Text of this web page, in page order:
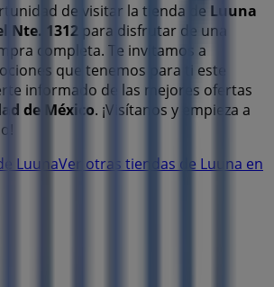
de visitar la tienda de Luuna
Nte. 1312 para disfrutar de una
completa. Te invitamos a
que tenemos para ti este
informado de las mejores ofertas
de México. ¡Visítanos y empieza a
LuunaVer otras tiendas de Luuna en